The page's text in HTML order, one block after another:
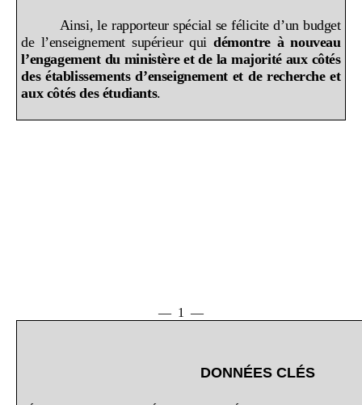
Ainsi, le rapporteur spécial se félicite d’un budget
de l’enseignement supérieur quidémontre à nouveau
l’engagement du ministère et de la majorité aux côtés
des établissements d’enseignement et de recherche et
aux côtés des étudiants.
— 1 —
DONNÉES CLÉS